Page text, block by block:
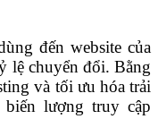
đến website của
lệ chuyển đổi. Bằng
và tối ưu hóa trải
lượng truy cập